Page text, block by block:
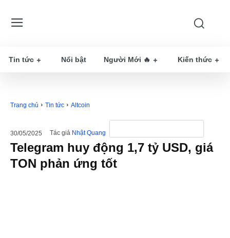
Tin tức Nổi bật Người Mới 🔥 Kiến thức
Trang chủ Tin tức Altcoin
30/05/2025 Tác giả Nhật Quang
Telegram huy động 1,7 tỷ USD, giá
TON phản ứng tốt